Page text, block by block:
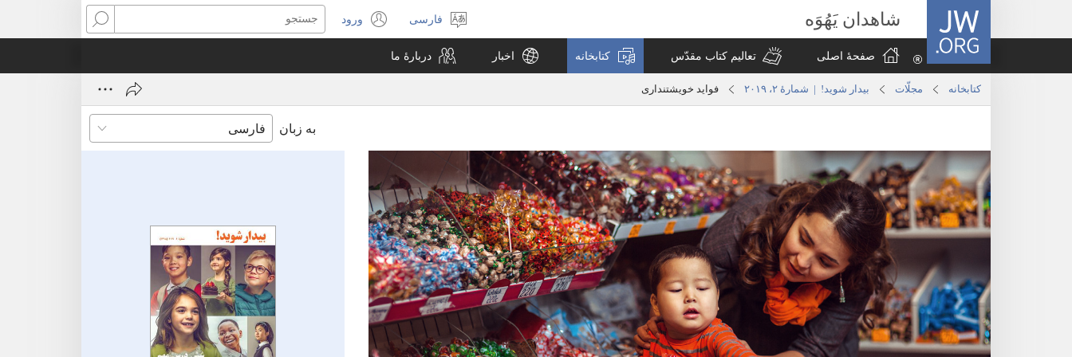
JW.ORG شاهدان یَهُوَه
انتخاب
فارسی ورود
(پنجره‌ای
جستجو
صفحهٔ اصلی تعالیم کتاب مقدّس کتابخانه اخبار دربارهٔ ما
کتابخانه مجلّات بیدار شوید!‏ | شمارهٔ ۲، ۲۰۱۹ فواید خویشتنداری
به زبان